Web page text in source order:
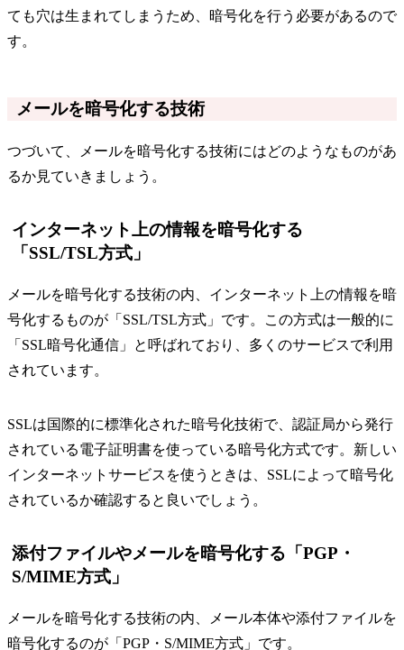
ても穴は生まれてしまうため、暗号化を行う必要があるので
す。
メールを暗号化する技術
つづいて、メールを暗号化する技術にはどのようなものがあ
るか見ていきましょう。
インターネット上の情報を暗号化する
「SSL/TSL方式」
メールを暗号化する技術の内、インターネット上の情報を暗
号化するものが「SSL/TSL方式」です。この方式は一般的に
「SSL暗号化通信」と呼ばれており、多くのサービスで利用
されています。
SSLは国際的に標準化された暗号化技術で、認証局から発行
されている電子証明書を使っている暗号化方式です。新しい
インターネットサービスを使うときは、SSLによって暗号化
されているか確認すると良いでしょう。
添付ファイルやメールを暗号化する「PGP・
S/MIME方式」
メールを暗号化する技術の内、メール本体や添付ファイルを
暗号化するのが「PGP・S/MIME方式」です。